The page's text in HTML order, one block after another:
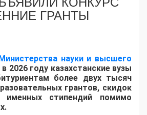
ГРАНТЫ
науки и высшего
в 2026 году казахстанские вузы
более двух тысяч
грантов, скидок
стипендий помимо